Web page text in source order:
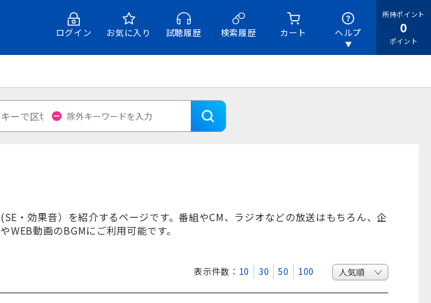
所持ポイント
0
ポイント
ログイン お気に入り 試聴履歴 検索履歴 カート ヘルプ
・効果音）を紹介するページです。番組やCM、ラジオなどの放送はもちろん、企
動画のBGMにご利用可能です。
表示件数： 10 30 50 100